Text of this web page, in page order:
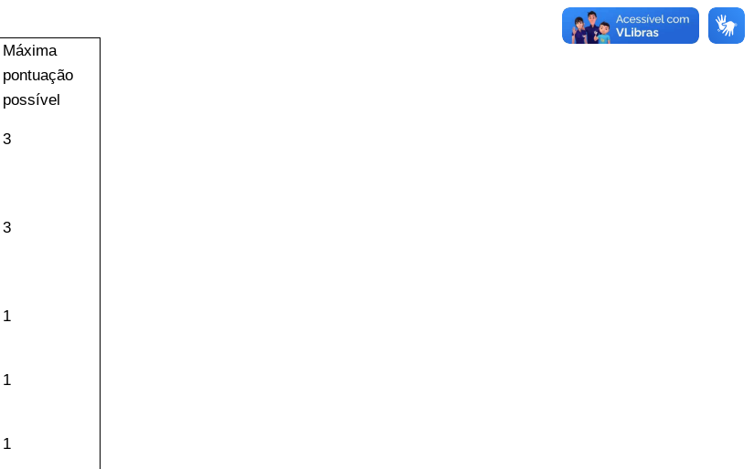
Máxima
pontuação
possível
3
3
1
1
1